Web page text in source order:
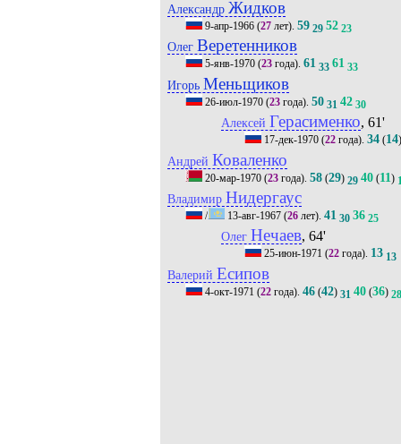
Александр Жидков
9-апр-1966(27лет). 59 29 52 23
Олег Веретенников
5-янв-1970(23года). 61 33 61 33
Игорь Меньщиков
26-июл-1970(23года). 50 31 42 30
Алексей Герасименко, 61'
17-дек-1970 (22 года).34 (14
Андрей Коваленко
20-мар-1970(23года). 58(29) 29 40(11)
Владимир Нидергаус
/ 13-авг-1967(26лет). 41 30 36 25
Олег Нечаев, 64'
25-июн-1971 (22 года). 13 13
Валерий Есипов
4-окт-1971 (22года). 46(42) 31 40(36) 28